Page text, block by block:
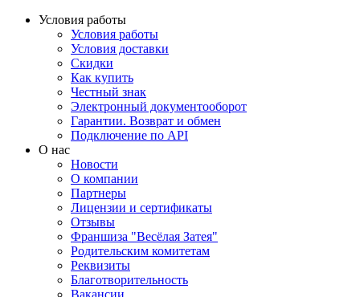
Условия работы
Условия работы
Условия доставки
Скидки
Как купить
Честный знак
Электронный документооборот
Гарантии. Возврат и обмен
Подключение по API
О нас
Новости
О компании
Партнеры
Лицензии и сертификаты
Отзывы
Франшиза "Весёлая Затея"
Родительским комитетам
Реквизиты
Благотворительность
Вакансии